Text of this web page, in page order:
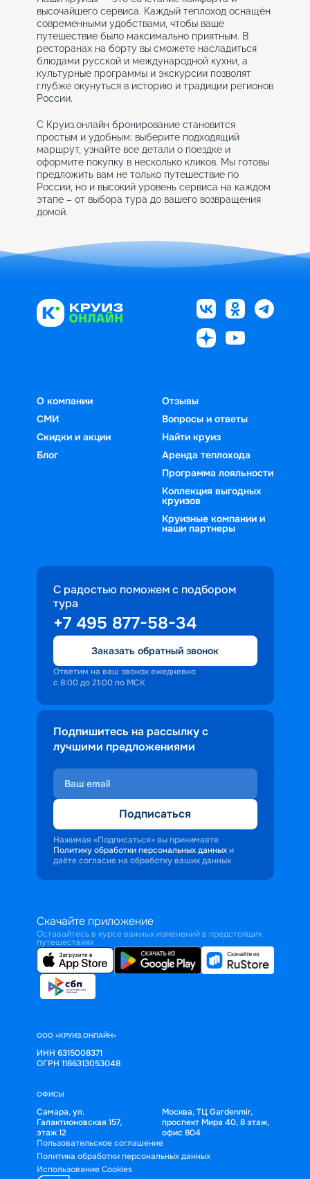
высочайшего сервиса. Каждый теплоход оснащён
современными удобствами, чтобы ваше
путешествие было максимально приятным. В
ресторанах на борту вы сможете насладиться
блюдами русской и международной кухни, а
культурные программы и экскурсии позволят
глубже окунуться в историю и традиции регионов
России.
С Круиз.онлайн бронирование становится
простым и удобным: выберите подходящий
маршрут, узнайте все детали о поездке и
оформите покупку в несколько кликов. Мы готовы
предложить вам не только путешествие по
России, но и высокий уровень сервиса на каждом
этапе – от выбора тура до вашего возвращения
домой.
О компании
СМИ
Скидки и акции
Блог
Отзывы
Вопросы и ответы
Найти круиз
Аренда теплохода
Программа лояльности
Коллекция выгодных
круизов
Круизные компании и
наши партнеры
С радостью поможем с подбором
тура
+7 495 877-58-34
Заказать обратный звонок
Ответим на ваш звонок ежедневно
с 8:00 до 21:00 по МСК
Подпишитесь на рассылку с
лучшими предложениями
Подписаться
Нажимая «Подписаться» вы принимаете
Политику обработки персональных данных и
даёте согласие на обработку ваших данных
Скачайте приложение
Оставайтесь в курсе важных изменений в предстоящих
путешествиях
ООО «КРУИЗ.ОНЛАЙН»
ИНН 6315008371
ОГРН 1166313053048
ОФИСЫ
Самара, ул.
Галактионовская 157,
этаж 12
Москва, ТЦ Gardenmir,
проспект Мира 40, 8 этаж,
офис 804
Пользовательское соглашение
Политика обработки персональных данных
Использование Cookies